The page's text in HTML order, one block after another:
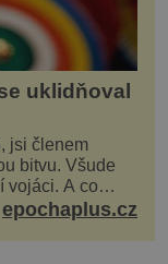
uklidňoval
jsi členem
bitvu. Všude
vojáci. A co
v...
epochaplus.cz